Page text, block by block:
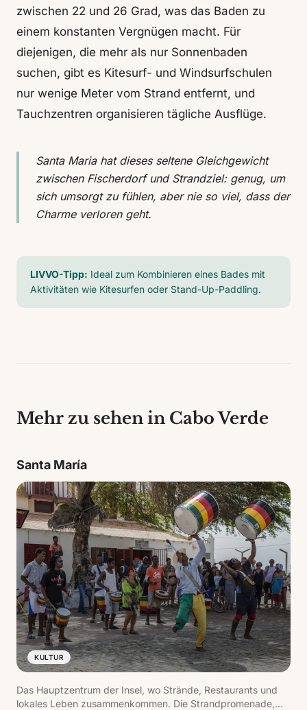
zwischen 22 und 26 Grad, was das Baden zu
einem konstanten Vergnügen macht. Für
diejenigen, die mehr als nur Sonnenbaden
suchen, gibt es Kitesurf- und Windsurfschulen
nur wenige Meter vom Strand entfernt, und
Tauchzentren organisieren tägliche Ausflüge.
Santa Maria hat dieses seltene Gleichgewicht
zwischen Fischerdorf und Strandziel: genug, um
sich umsorgt zu fühlen, aber nie so viel, dass der
Charme verloren geht.
LIVVO-Tipp: Ideal zum Kombinieren eines Bades mit
Aktivitäten wie Kitesurfen oder Stand-Up-Paddling.
Mehr zu sehen in Cabo Verde
Santa María
KULTUR
Das Hauptzentrum der Insel, wo Strände, Restaurants und
lokales Leben zusammenkommen. Die Strandpromenade,